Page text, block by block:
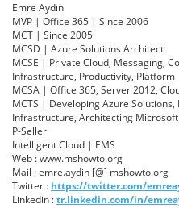
Emre Aydın
MVP | Office 365 | Since 2006
MCT | Since 2005
MCSD | Azure Solutions Architect
MCSE | Private Cloud, Messaging,
Infrastructure, Productivity, Platform
MCSA | Office 365, Server 2012,
MCTS | Developing Azure
Infrastructure, Architecting
P-Seller
Intelligent Cloud | EMS
Web : www.mshowto.org
Mail : emre.aydin [@] mshowto.org
Twitter : https://twitter.com/
Linkedin :tr.linkedin.com/in/